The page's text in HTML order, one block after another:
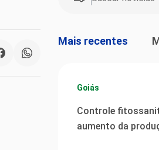
Mais recentes
Goiás
Controle
aumento da